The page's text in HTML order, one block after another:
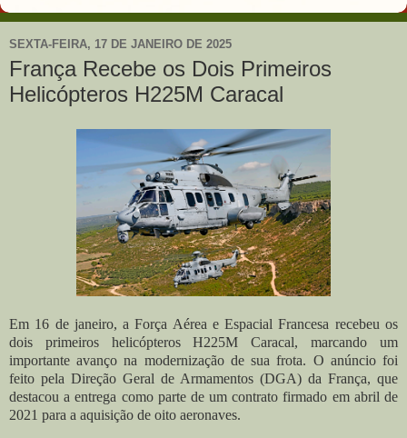
SEXTA-FEIRA, 17 DE JANEIRO DE 2025
França Recebe os Dois Primeiros
Helicópteros H225M Caracal
Em 16 de janeiro, a Força Aérea e Espacial Francesa recebeu os
dois primeiros helicópteros H225M Caracal, marcando um
importante avanço na modernização de sua frota. O anúncio foi
feito pela Direção Geral de Armamentos (DGA) da França, que
destacou a entrega como parte de um contrato firmado em abril de
2021 para a aquisição de oito aeronaves.